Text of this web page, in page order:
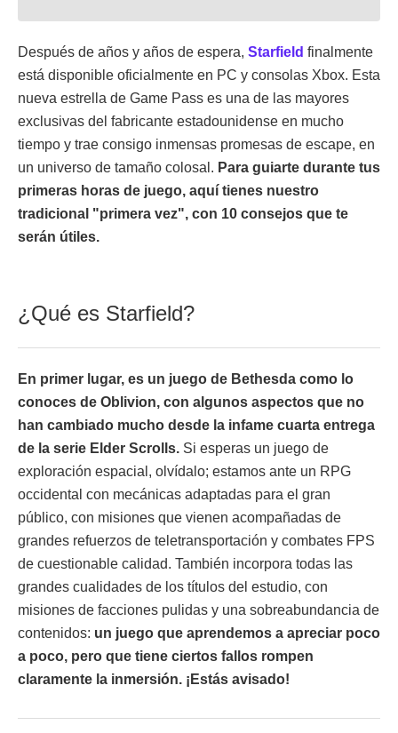
Después de años y años de espera, Starfield finalmente
está disponible oficialmente en PC y consolas Xbox. Esta
nueva estrella de Game Pass es una de las mayores
exclusivas del fabricante estadounidense en mucho
tiempo y trae consigo inmensas promesas de escape, en
un universo de tamaño colosal. Para guiarte durante tus
primeras horas de juego, aquí tienes nuestro
tradicional "primera vez", con 10 consejos que te
serán útiles.
¿Qué es Starfield?
En primer lugar, es un juego de Bethesda como lo
conoces de Oblivion, con algunos aspectos que no
han cambiado mucho desde la infame cuarta entrega
de la serie Elder Scrolls. Si esperas un juego de
exploración espacial, olvídalo; estamos ante un RPG
occidental con mecánicas adaptadas para el gran
público, con misiones que vienen acompañadas de
grandes refuerzos de teletransportación y combates FPS
de cuestionable calidad. También incorpora todas las
grandes cualidades de los títulos del estudio, con
misiones de facciones pulidas y una sobreabundancia de
contenidos: un juego que aprendemos a apreciar poco
a poco, pero que tiene ciertos fallos rompen
claramente la inmersión. ¡Estás avisado!